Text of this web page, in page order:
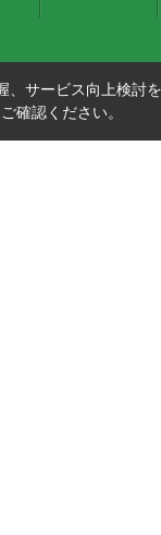
、サービス向上検討
確認ください。